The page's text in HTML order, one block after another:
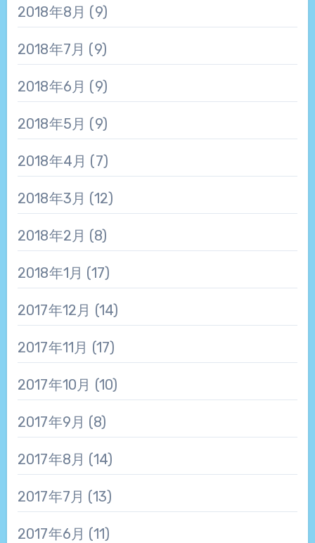
2018年8月 (9)
2018年7月 (9)
2018年6月 (9)
2018年5月 (9)
2018年4月 (7)
2018年3月 (12)
2018年2月 (8)
2018年1月 (17)
2017年12月 (14)
2017年11月 (17)
2017年10月 (10)
2017年9月 (8)
2017年8月 (14)
2017年7月 (13)
2017年6月 (11)